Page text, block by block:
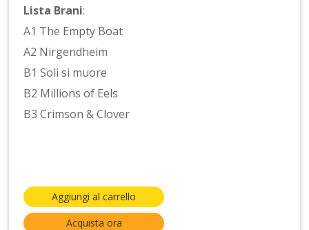
Lista Brani:
A1 The Empty Boat
A2 Nirgendheim
B1 Soli si muore
B2 Millions of Eels
B3 Crimson & Clover
Aggiungi al carrello
Acquista ora